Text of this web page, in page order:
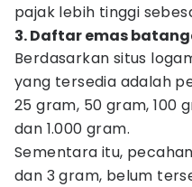
pajak lebih tinggi
3. Daftar emas
Berdasarkan situs
yang tersedia adalah
25 gram, 50 gram, 100
dan 1.000 gram.
Sementara itu,
dan 3 gram, belum